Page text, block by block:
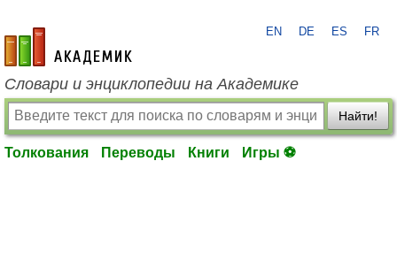
academic.ru
EN DE ES FR
Словари и энциклопедии на Академике
Найти!
Толкования Переводы Книги Игры ⚽